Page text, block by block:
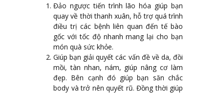
Đảo ngược tiến trình lão hóa giúp bạn
quay về thời thanh xuân, hỗ trợ quá trình
điều trị các bệnh liên quan đến tế bào
gốc với tốc độ nhanh mang lại cho bạn
món quà sức khỏe.
Giúp bạn giải quyết các vấn đề về da, đồi
mồi, tàn nhan, nám, giúp nâng cơ làm
đẹp. Bên cạnh đó giúp bạn săn chắc
body và trở nên quyết rũ. Đồng thời giúp